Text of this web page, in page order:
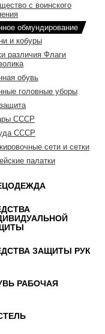
с воинского
обмундирование
и кобуры
различия Флаги
обувь
головные уборы
СССР
СССР
сети и сетки
палатки
ЗАЩИТЫ РУК
РАБОЧАЯ